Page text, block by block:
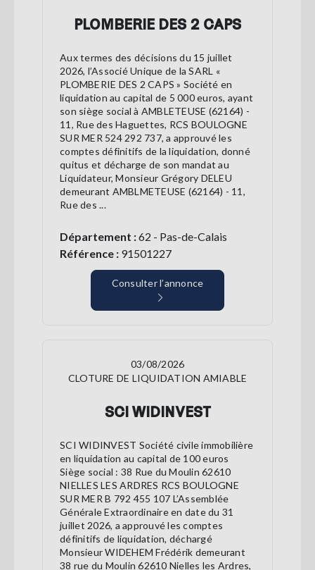
PLOMBERIE DES 2 CAPS
Aux termes des décisions du 15 juillet
2026, l’Associé Unique de la SARL «
PLOMBERIE DES 2 CAPS » Société en
liquidation au capital de 5 000 euros, ayant
son siège social à AMBLETEUSE (62164) -
11, Rue des Haguettes, RCS BOULOGNE
SUR MER 524 292 737, a approuvé les
comptes définitifs de la liquidation, donné
quitus et décharge de son mandat au
Liquidateur, Monsieur Grégory DELEU
demeurant AMBLMETEUSE (62164) - 11,
Rue des ...
Département :62 - Pas-de-Calais
Référence : 91501227
Consulter l’annonce
03/08/2026
CLOTURE DE LIQUIDATION AMIABLE
SCI WIDINVEST
SCI WIDINVEST Société civile immobilière
en liquidation au capital de 100 euros
Siège social : 38 Rue du Moulin 62610
NIELLES LES ARDRES RCS BOULOGNE
SUR MER B 792 455 107 L’Assemblée
Générale Extraordinaire en date du 31
juillet 2026, a approuvé les comptes
définitifs de liquidation, déchargé
Monsieur WIDEHEM Frédérik demeurant
38 rue du Moulin 62610 Nielles les Ardres,